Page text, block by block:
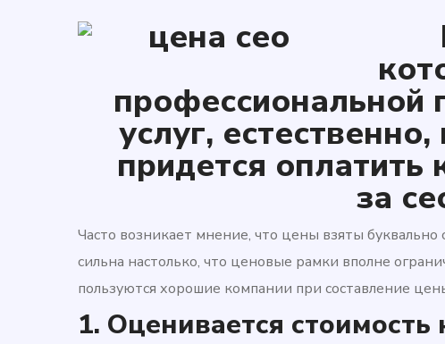
профессиональной
услуг,
придется
за
Часто возникает мнение, что цены взяты
сильна настолько, что ценовые рамки вполне
пользуются хорошие компании при составление
1. Оценивается